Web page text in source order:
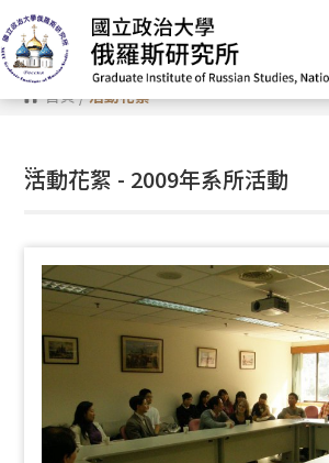
跳
到
主
要
內
容 首頁/活動花絮
:::
活動花絮 - 2009年系所活動